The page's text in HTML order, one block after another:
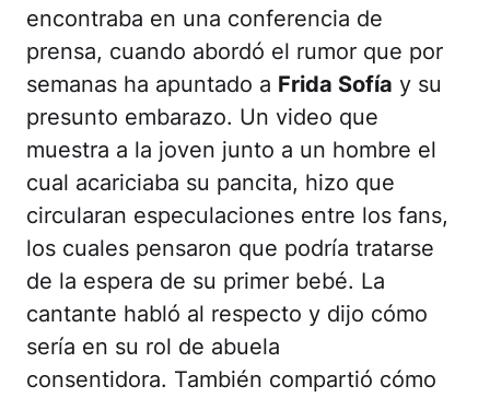
encontraba en una conferencia de
prensa, cuando abordó el rumor que por
semanas ha apuntado a Frida Sofía y su
presunto embarazo. Un video que
muestra a la joven junto a un hombre el
cual acariciaba su pancita, hizo que
circularan especulaciones entre los fans,
los cuales pensaron que podría tratarse
de la espera de su primer bebé. La
cantante habló al respecto y dijo cómo
sería en su rol de abuela
consentidora. También compartió cómo